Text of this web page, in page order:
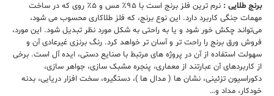
برنج طلایی :
نرم ترین فلز برنج است با ۹۵٪ مس و ۵٪ روی که در ساخت
مهمات جنگی کاربرد دارد. این نوع برنج، که فلز طلاکاری محسوب می شود،
می‌تواند چکش خور شود و یا به راحتی به شکل مورد نظر تبدیل شود. این مورد،
فروش ورق برنج را راحت تر و آسان تر خواهد کرد. رنگ برنزی غیرعادی آن و
سهولت استفاده از آن در پروژه های مرتبط با صنایع دستی، ایده آل است. برخی
از کاربردهای آن عبارتند از معماری، پنجره مشبک سازی، جواهر سازی،
دکوراسیون تزئینی، نشان ها ( مدال ها )، دستگیره، سخت افزار دریایی، بدنه
خودکار، مداد و…